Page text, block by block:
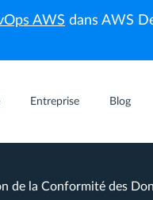
AWS dans AWS
Entreprise Blog
de la Conformité des